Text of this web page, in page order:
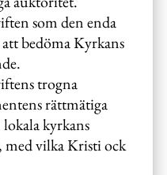
som den enda
bedöma Kyrkans
trogna
rättmätiga
kyrkans
vilka Kristi ock